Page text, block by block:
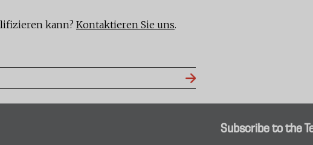
kann? Kontaktieren Sie uns.
Subscribe to the